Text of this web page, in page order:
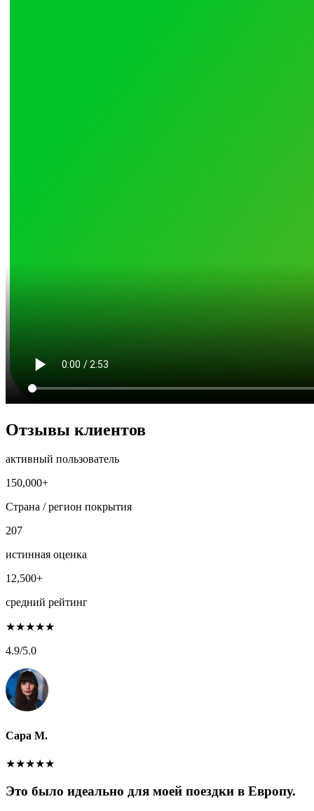
Отзывы клиентов
активный пользователь
150,000+
Страна / регион покрытия
207
истинная оценка
12,500+
средний рейтинг
★★★★★
4.9/5.0
Сара М.
★★★★★
Это было идеально для моей поездки в Европу.